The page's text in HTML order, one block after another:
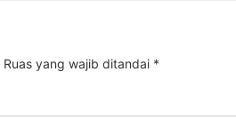
Ruas yang wajib ditandai *